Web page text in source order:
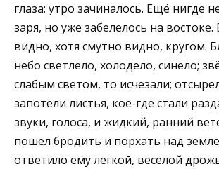
глаза: утро зачиналось. Ещё нигде
заря, но уже забелелось на востоке.
видно, хотя смутно видно, кругом.
небо светлело, холодело, синело;
слабым светом, то исчезали;
запотели листья, кое-где стали
звуки, голоса, и жидкий, ранний
пошёл бро­дить и порхать над
ответило ему лёгкой, весёлой